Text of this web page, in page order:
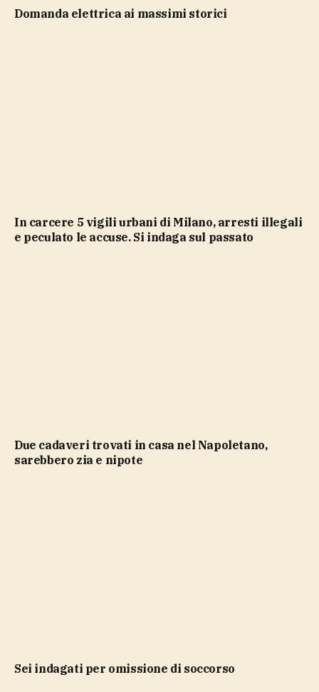
domanda elettrica ai massimi storici
In carcere 5 vigili urbani di Milano, arresti illegali
e peculato le accuse. Si indaga sul passato
Due cadaveri trovati in casa nel Napoletano,
sarebbero zia e nipote
sei indagati per omissione di soccorso